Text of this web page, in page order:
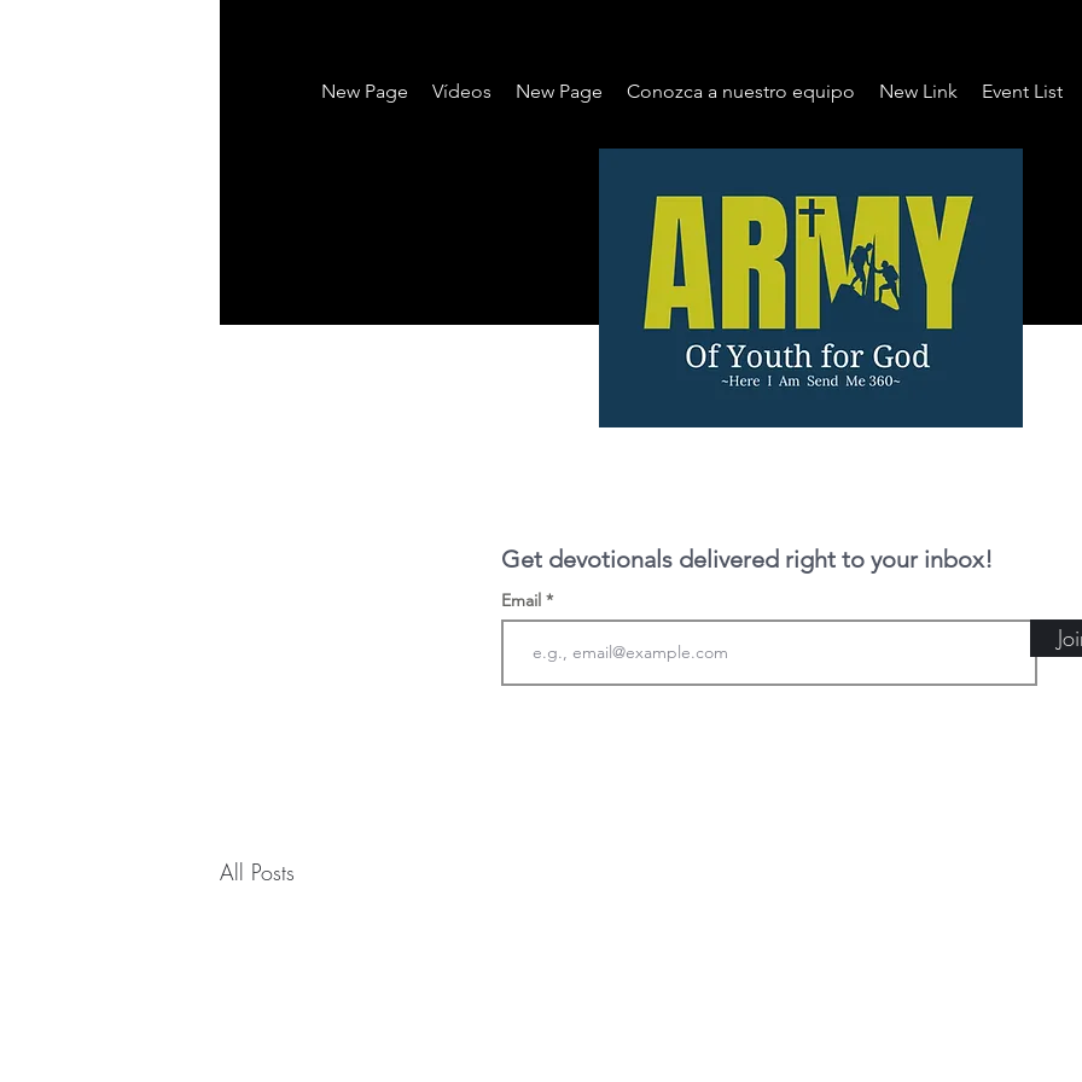
New Page Vídeos New Page Conozca a nuestro equipo New Link Event List
Get devotionals delivered right to your inbox!
Email
All Posts